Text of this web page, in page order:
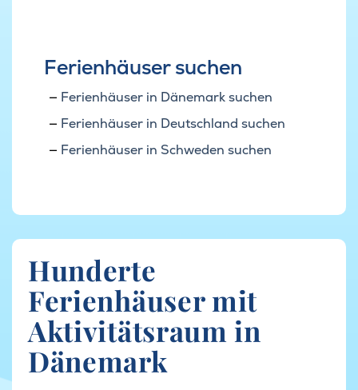
Hunderte
Ferienhäuser mit
Aktivitätsraum in
Dänemark
Ferienhäuser suchen
Ferienhäuser in Dänemark suchen
Ferienhäuser in Deutschland suchen
Ferienhäuser in Schweden suchen